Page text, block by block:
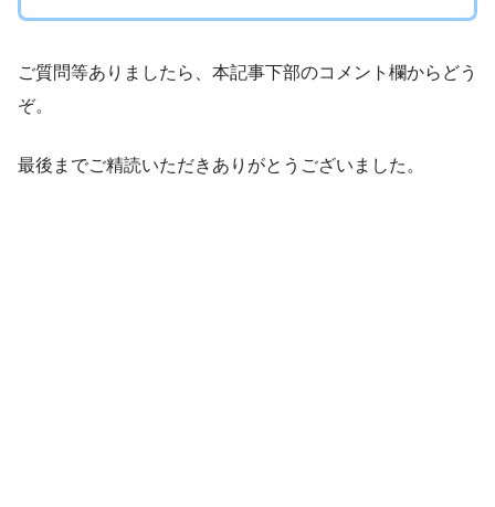
ご質問等ありましたら、本記事下部のコメント欄からどう
ぞ。
最後までご精読いただきありがとうございました。